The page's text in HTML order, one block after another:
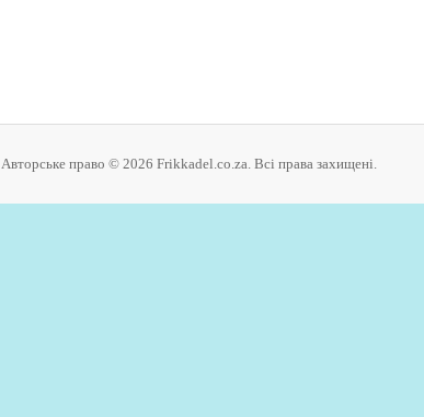
Авторське право © 2026 Frikkadel.co.za. Всі права захищені.